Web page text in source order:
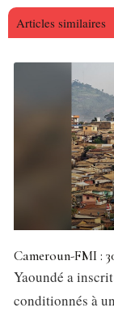
Articles similaires
Cameroun-FMI :
Yaoundé a
conditionnés à